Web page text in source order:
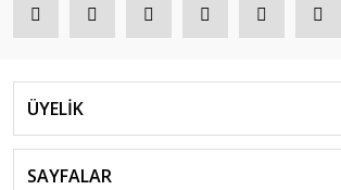
ÜYELİK
SAYFALAR